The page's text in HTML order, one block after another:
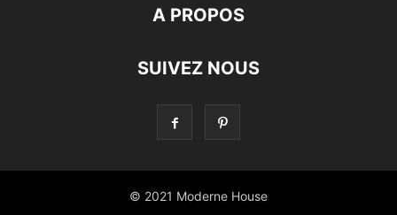
A PROPOS
SUIVEZ NOUS
© 2021 Moderne House